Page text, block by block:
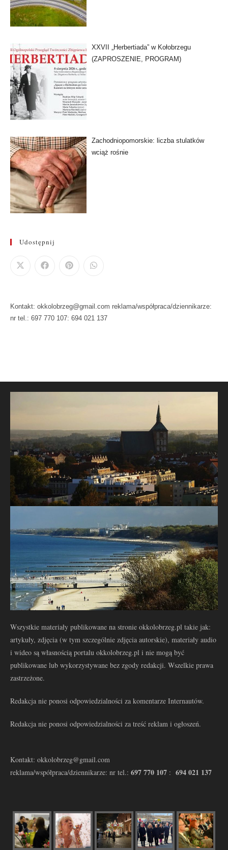
XXVII „Herbertiada” w Kołobrzegu
(ZAPROSZENIE, PROGRAM)
Zachodniopomorskie: liczba stulatków
wciąż rośnie
Udostępnij
Kontakt: okkolobrzeg@gmail.com reklama/współpraca/dziennikarze:
nr tel.: 697 770 107: 694 021 137
Wszystkie materiały publikowane na stronie okkolobrzeg.pl takie jak:
artykuły, zdjęcia (w tym szczególnie zdjęcia autorskie), materiały audio
i wideo są własnością portalu okkolobrzeg.pl i nie mogą być
publikowane lub wykorzystywane bez zgody redakcji. Wszelkie prawa
zastrzeżone.
Redakcja nie ponosi odpowiedzialności za komentarze Internautów.
Redakcja nie ponosi odpowiedzialności za treść reklam i ogłoszeń.
Kontakt: okkolobrzeg@gmail.com
reklama/współpraca/dziennikarze: nr tel.: 697 770 107 : 694 021 137